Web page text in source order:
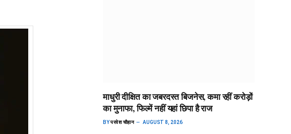
माधुरी दीक्षित का जबरदस्त बिजनेस, कमा रहीं करोड़ों
का मुनाफा, फिल्में नहीं यहां छिपा है राज
BYपरवेश चौहान AUGUST 8, 2026